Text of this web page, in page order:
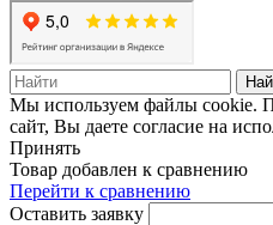
Мы используем файлы cookie.
сайт, Вы даете согласие на
Принять
Товар добавлен к сравнению
Перейти к сравнению
Оставить заявку